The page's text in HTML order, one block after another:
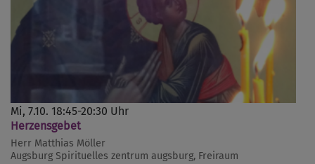
Mi, 7.10. 18:45-20:30 Uhr
Herzensgebet
Herr Matthias Möller
Augsburg Spirituelles zentrum augsburg, Freiraum